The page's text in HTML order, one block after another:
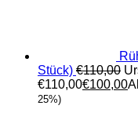
Stück) €110,00
€110,00€100,00
25%)